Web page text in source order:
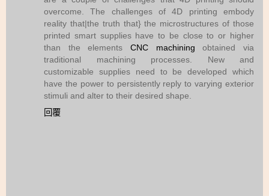
overcome. The challenges of 4D printing embody
reality that|the truth that} the microstructures of those
printed smart supplies have to be close to or higher
than the elements CNC machining obtained via
traditional machining processes. New and
customizable supplies need to be developed which
have the power to persistently reply to varying exterior
stimuli and alter to their desired shape.
回覆